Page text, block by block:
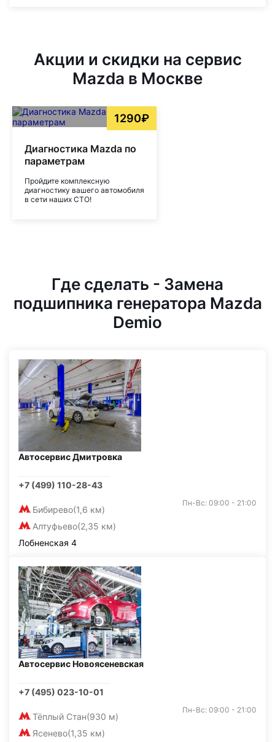
Акции и скидки на сервис
Mazda в Москве
1290₽
Диагностика Mazda по
параметрам
Пройдите комплексную
диагностику вашего автомобиля
в сети наших СТО!
Где сделать - Замена
подшипника генератора Mazda
Demio
Автосервис Дмитровка
+7 (499) 110-28-43
Бибирево(1,6 км)
Алтуфьево(2,35 км)
Пн-Вс: 09:00 - 21:00
Лобненская 4
Автосервис Новоясеневская
+7 (495) 023-10-01
Тёплый Стан(930 м)
Ясенево(1,35 км)
Пн-Вс: 09:00 - 21:00